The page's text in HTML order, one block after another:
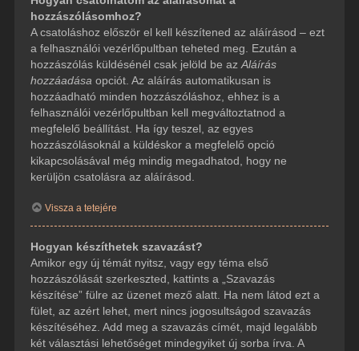
hozzászólásomhoz?
A csatoláshoz először el kell készítened az aláírásod – ezt
a felhasználói vezérlőpultban teheted meg. Ezután a
hozzászólás küldésénél csak jelöld be az Aláírás
hozzáadása opciót. Az aláírás automatikusan is
hozzáadható minden hozzászóláshoz, ehhez is a
felhasználói vezérlőpultban kell megváltoztatnod a
megfelelő beállítást. Ha így teszel, az egyes
hozzászólásoknál a küldéskor a megfelelő opció
kikapcsolásával még mindig megadhatod, hogy ne
kerüljön csatolásra az aláírásod.
Vissza a tetejére
Hogyan készíthetek szavazást?
Amikor egy új témát nyitsz, vagy egy téma első
hozzászólását szerkeszted, kattints a „Szavazás
készítése” fülre az üzenet mező alatt. Ha nem látod ezt a
fület, az azért lehet, mert nincs jogosultságod szavazás
készítéséhez. Add meg a szavazás címét, majd legalább
két választási lehetőséget mindegyiket új sorba írva. A